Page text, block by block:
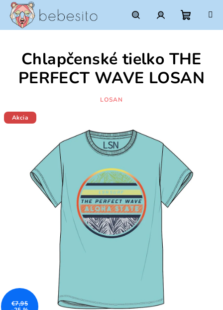
Prejsť
obsah
HľadaťPrihlásenie
košík
Chlapčenské tielko THE
PERFECT WAVE LOSAN
LOSAN
Akcia
€7,95